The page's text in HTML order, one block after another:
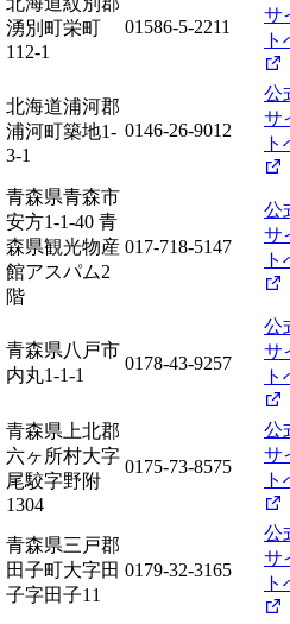
湧別町栄町
112-1
01586-5-2211
サ
ト
北海道浦河郡
浦河町築地1-
3-1
0146-26-9012
公
サ
ト
青森県青森市
安方1-1-40 青
森県観光物産
館アスパム2
階
017-718-5147
公
サ
ト
青森県八戸市
内丸1-1-1
0178-43-9257
公
サ
ト
青森県上北郡
六ヶ所村大字
尾駮字野附
1304
0175-73-8575
公
サ
ト
青森県三戸郡
田子町大字田
子字田子11
0179-32-3165
公
サ
ト